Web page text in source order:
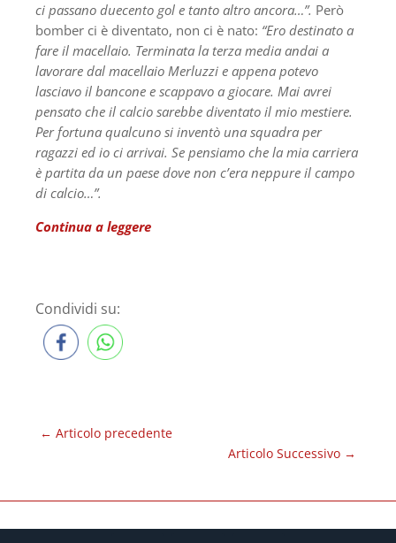
ci passano duecento gol e tanto altro ancora…”. Però
bomber ci è diventato, non ci è nato: “Ero destinato a
fare il macellaio. Terminata la terza media andai a
lavorare dal macellaio Merluzzi e appena potevo
lasciavo il bancone e scappavo a giocare. Mai avrei
pensato che il calcio sarebbe diventato il mio mestiere.
Per fortuna qualcuno si inventò una squadra per
ragazzi ed io ci arrivai. Se pensiamo che la mia carriera
è partita da un paese dove non c’era neppure il campo
di calcio…”.
Continua a leggere
Condividi su:
← Articolo precedente
Articolo Successivo →